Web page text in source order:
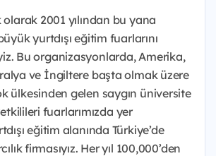
olarak 2001 yılından bu yana
yurtdışı eğitim fuarlarını
Bu organizasyonlarda, Amerika,
ve İngiltere başta olmak üzere
ülkesinden gelen saygın üniversite
fuarlarımızda yer
eğitim alanında Türkiye’de
firmasıyız. Her yıl 100,000’den